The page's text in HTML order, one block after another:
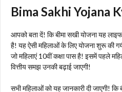
Bima Sakhi Yojana
आपको बता दें! कि बीमा सखी योजना यह
है! यह ऐसी महिलाओं के लिए योजना शुरू की
जो महिलाएं 10वीं कक्षा पास है! इसमें पहले
वित्तीय समझ उनकी बढ़ाई जाएगी!
सभी महिलाओं को यह जानकारी दी जाएगी! कि